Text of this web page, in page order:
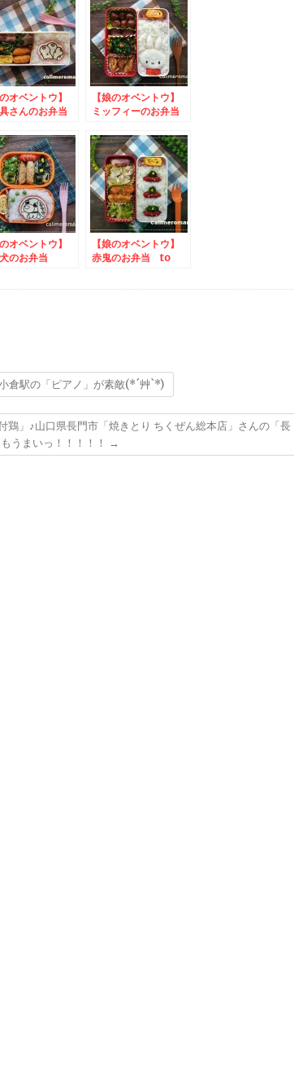
のオベントウ】
さんのお弁当
投稿キャンペー
【娘のオベントウ】
ミッフィーのお弁当
フォトキャンペーン
のオベントウ】
のお弁当
【娘のオベントウ】
赤鬼のお弁当 to
倉駅の「ピアノ」が素敵(*´艸`*)
」♪山口県長門市「焼きとり ちくぜん総本店」さんの「長
うまいっ！！！！！
→